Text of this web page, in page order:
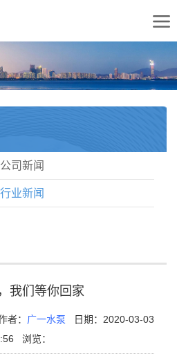
公司新闻
行业新闻
我们等你回家
者： 广一水泵
日期：2020-03-03
浏览：